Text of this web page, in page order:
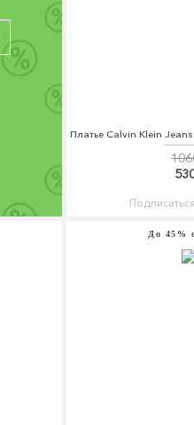
До 45%